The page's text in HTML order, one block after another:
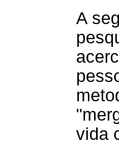
A
vida